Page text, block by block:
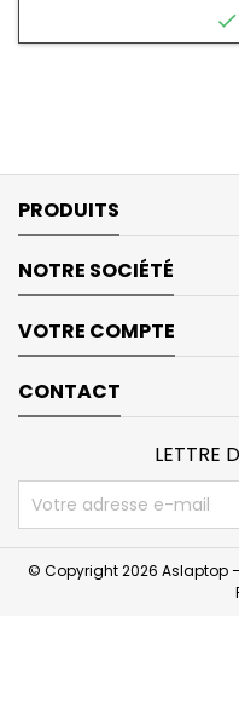

PRODUITS
NOTRE SOCIÉTÉ
VOTRE COMPTE
CONTACT
LETTRE
© Copyright 2026 Aslaptop